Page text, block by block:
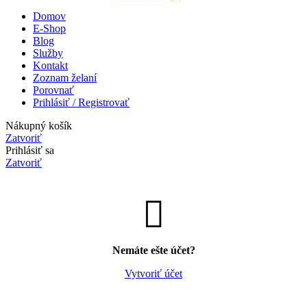
Domov
E-Shop
Blog
Služby
Kontakt
Zoznam želaní
Porovnať
Prihlásiť / Registrovať
Nákupný košík
Zatvoriť
Prihlásiť sa
Zatvoriť
Nemáte ešte účet?
Vytvoriť účet